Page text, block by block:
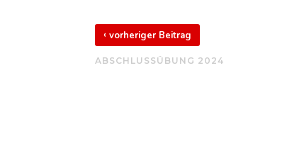
‹ vorheriger Beitrag
ABSCHLUSSÜBUNG 2024